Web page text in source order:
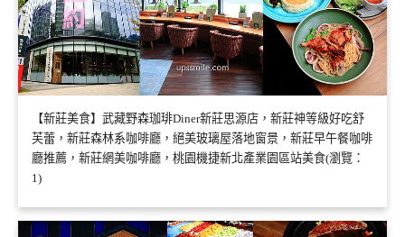
【新莊美食】武藏野森珈琲Diner新莊思源店，新莊神等級好吃舒
芙蕾，新莊森林系咖啡廳，絕美玻璃屋落地窗景，新莊早午餐咖啡
廳推薦，新莊網美咖啡廳，桃園機捷新北產業園區站美食(瀏覽：
1)